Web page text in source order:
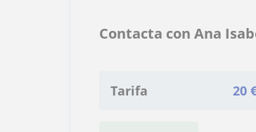
Contacta con Ana
Tarifa 20